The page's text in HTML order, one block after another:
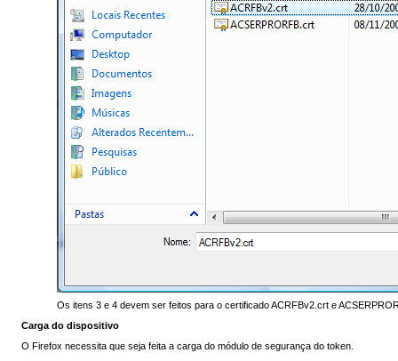
Os itens 3 e 4 devem ser feitos para o certificado ACRFBv2.crt e
Carga do dispositivo
O Firefox necessita que seja feita a carga do módulo de segurança do token.